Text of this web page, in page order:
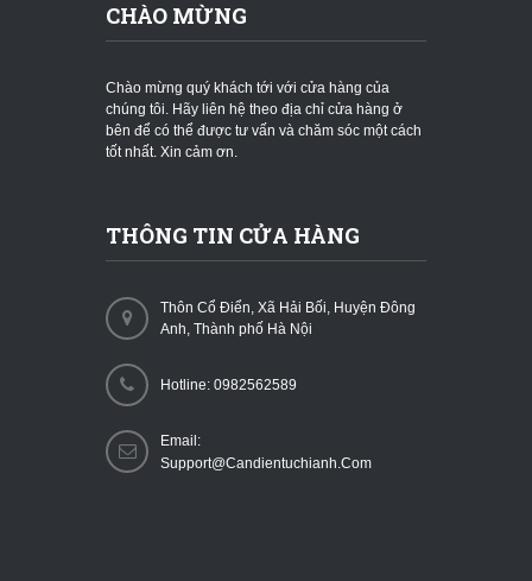
CHÀO MỪNG
Chào mừng quý khách tới với cửa hàng của
chúng tôi. Hãy liên hệ theo địa chỉ cửa hàng ở
bên để có thể được tư vấn và chăm sóc một cách
tốt nhất. Xin cảm ơn.
THÔNG TIN CỬA HÀNG
Thôn Cổ Điển, Xã Hải Bối, Huyện Đông
Anh, Thành phố Hà Nội
Hotline: 0982562589
Email:
Support@candientuchianh.com